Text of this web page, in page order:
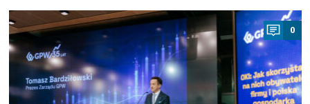
a
0